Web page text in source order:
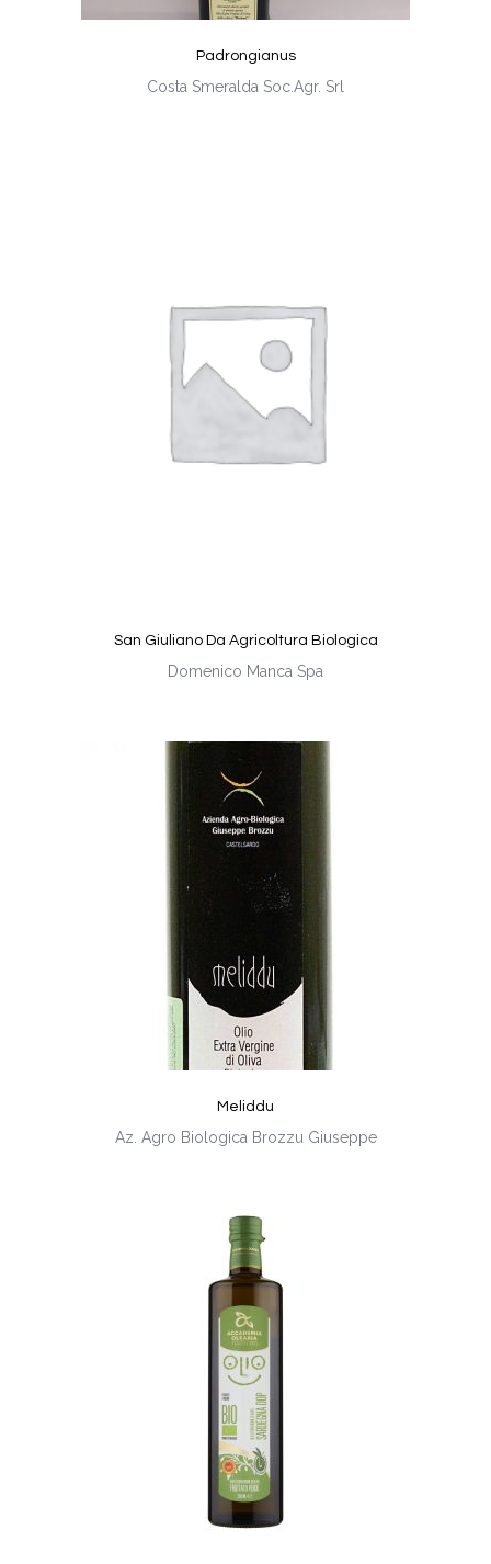
Padrongianus
Costa Smeralda Soc.Agr. Srl
San Giuliano Da Agricoltura Biologica
Domenico Manca Spa
Meliddu
Az. Agro Biologica Brozzu Giuseppe